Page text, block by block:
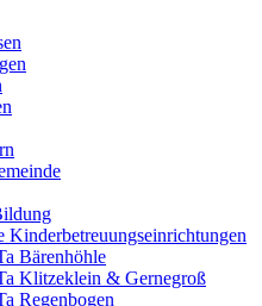
Kinderbetreuungseinrichtungen
Bärenhöhle
Klitzeklein & Gernegroß
Regenbogen